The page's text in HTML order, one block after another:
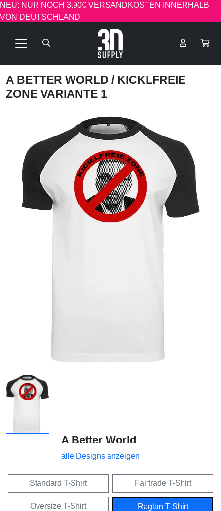
NEU: NUR NOCH 3.90€ VERSANDKOSTEN INNERHALB
VON DEUTSCHLAND
A BETTER WORLD / KICKLFREIE
ZONE VARIANTE 1
A Better World
alle Designs anzeigen
Standard T-Shirt Fairtrade T-Shirt
Oversize T-Shirt Raglan T-Shirt